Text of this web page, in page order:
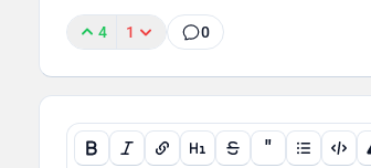
4 1 0
"